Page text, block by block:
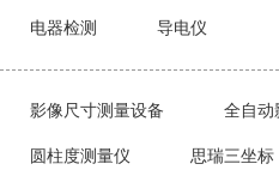
电器检测 导电仪
影像尺寸测量设备 全自动
圆柱度测量仪 思瑞三坐标